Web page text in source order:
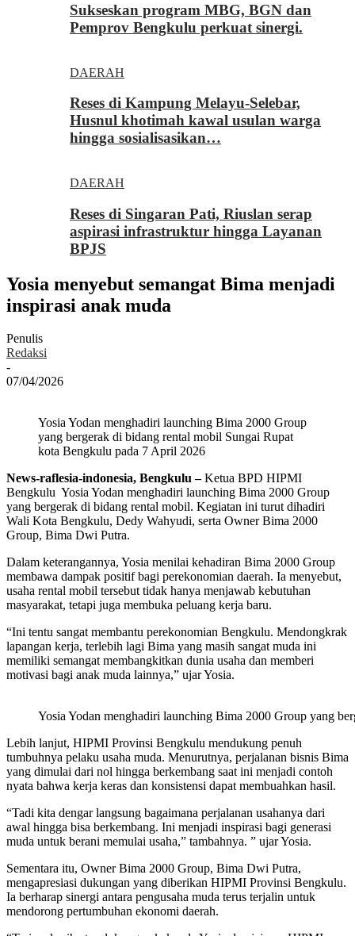
Sukseskan program MBG, BGN dan
Pemprov Bengkulu perkuat sinergi.
DAERAH
Reses di Kampung Melayu-Selebar,
Husnul khotimah kawal usulan warga
hingga sosialisasikan…
DAERAH
Reses di Singaran Pati, Riuslan serap
aspirasi infrastruktur hingga Layanan
BPJS
Yosia menyebut semangat Bima menjadi
inspirasi anak muda
Penulis
Redaksi
-
07/04/2026
Yosia Yodan menghadiri launching Bima 2000 Group
yang bergerak di bidang rental mobil Sungai Rupat
kota Bengkulu pada 7 April 2026
News-raflesia-indonesia, Bengkulu –Ketua BPD HIPMI
Bengkulu Yosia Yodan menghadiri launching Bima 2000 Group
yang bergerak di bidang rental mobil. Kegiatan ini turut dihadiri
Wali Kota Bengkulu, Dedy Wahyudi, serta Owner Bima 2000
Group, Bima Dwi Putra.
Dalam keterangannya, Yosia menilai kehadiran Bima 2000 Group
membawa dampak positif bagi perekonomian daerah. Ia menyebut,
usaha rental mobil tersebut tidak hanya menjawab kebutuhan
masyarakat, tetapi juga membuka peluang kerja baru.
“Ini tentu sangat membantu perekonomian Bengkulu. Mendongkrak
lapangan kerja, terlebih lagi Bima yang masih sangat muda ini
memiliki semangat membangkitkan dunia usaha dan memberi
motivasi bagi anak muda lainnya,” ujar Yosia.
Yosia Yodan menghadiri launching Bima 2000 Group yang
Lebih lanjut, HIPMI Provinsi Bengkulu mendukung penuh
tumbuhnya pelaku usaha muda. Menurutnya, perjalanan bisnis Bima
yang dimulai dari nol hingga berkembang saat ini menjadi contoh
nyata bahwa kerja keras dan konsistensi dapat membuahkan hasil.
“Tadi kita dengar langsung bagaimana perjalanan usahanya dari
awal hingga bisa berkembang. Ini menjadi inspirasi bagi generasi
muda untuk berani memulai usaha,” tambahnya. ” ujar Yosia.
Sementara itu, Owner Bima 2000 Group, Bima Dwi Putra,
mengapresiasi dukungan yang diberikan HIPMI Provinsi Bengkulu.
Ia berharap sinergi antara pengusaha muda terus terjalin untuk
mendorong pertumbuhan ekonomi daerah.